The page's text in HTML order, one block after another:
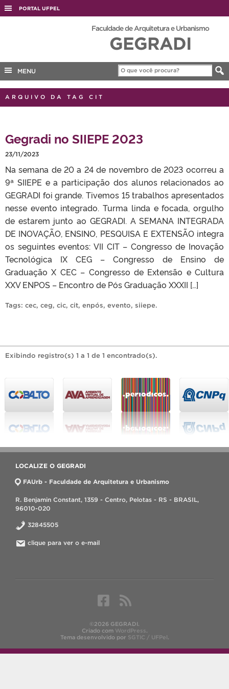
PORTAL UFPEL
EDITAIS
PORTARIAS
Faculdade de Arquitetura e Urbanismo
GEGRADI
MENU
ARQUIVO DA TAG CIT
Gegradi no SIIEPE 2023
23/11/2023
Na semana de 20 a 24 de novembro de 2023 ocorreu a
9ª SIIEPE e a participação dos alunos relacionados ao
GEGRADI foi grande. Tivemos 15 trabalhos apresentados
nesse evento integrado. Turma linda e focada, orgulho
de estarem junto ao GEGRADI. A SEMANA INTEGRADA
DE INOVAÇÃO, ENSINO, PESQUISA E EXTENSÃO integra
os seguintes eventos: VII CIT – Congresso de Inovação
Tecnológica IX CEG – Congresso de Ensino de
Graduação X CEC – Congresso de Extensão e Cultura
XXV ENPOS – Encontro de Pós Graduação XXXII […]
Tags: cec, ceg, cic, cit, enpós, evento, siiepe.
Exibindo registro(s) 1 a 1 de 1 encontrado(s).
LOCALIZE O GEGRADI
FAUrb - Faculdade de Arquitetura e Urbanismo
R. Benjamin Constant, 1359 - Centro, Pelotas - RS - BRASIL,
96010-020
32845505
clique para ver o e-mail
©2026 GEGRADI.
Criado com WordPress.
Tema desenvolvido por SGTIC / UFPel.